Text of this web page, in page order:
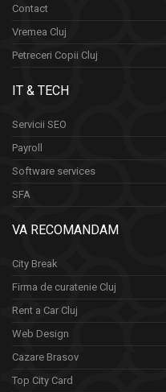
Contact
Vremea Cluj
Petreceri Copii Cluj
IT & TECH
Servicii SEO
Payroll
Software services
SFA
VA RECOMANDAM
City Break
Firma de curatenie Cluj
Rent a Car Cluj
Web Design
Cazare Brasov
Top City Card